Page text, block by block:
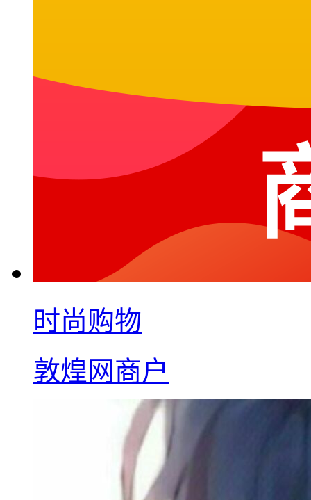
时尚购物
敦煌网商户